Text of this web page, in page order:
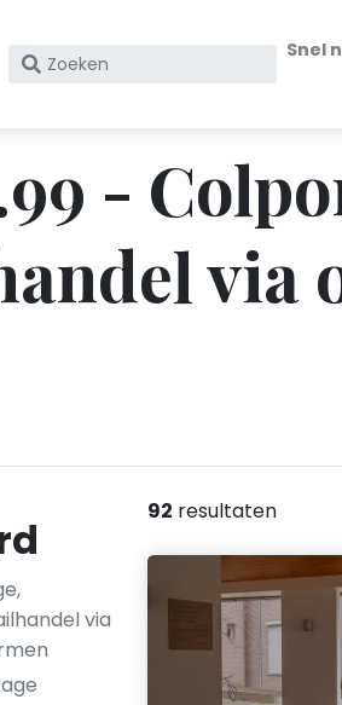
Zoek
KvK
nummer
Snel
-
via
via
92 resultaten